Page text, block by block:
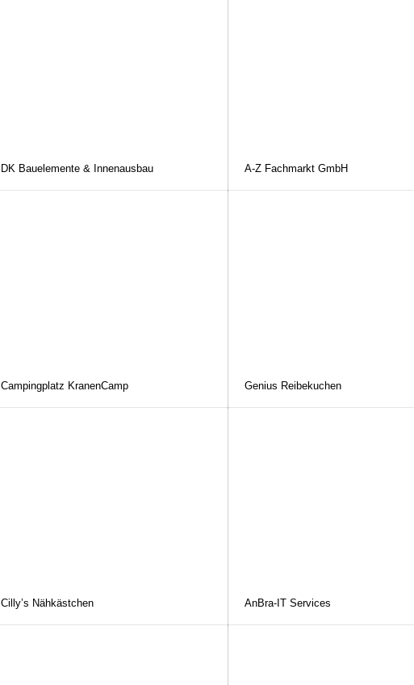
DK Bauelemente & Innenausbau A-Z Fachmarkt GmbH
Campingplatz KranenCamp Genius Reibekuchen
Cilly’s Nähkästchen AnBra-IT Services